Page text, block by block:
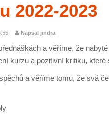
2022-2023
Napsal jindra
a věříme, že
kurzu a pozitivní kritiku,
a věříme tomu, že svá